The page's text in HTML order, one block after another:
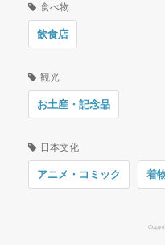
食べ物
飲食店
観光
お土産・記念品
日本文化
アニメ・コミック 着